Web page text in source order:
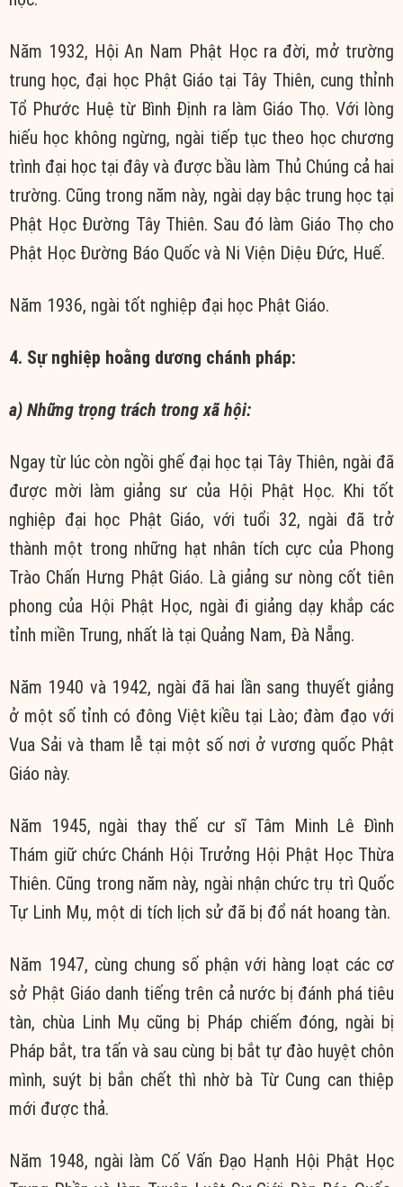
Năm 1932, Hội An Nam Phật Học ra đời, mở trường
trung học, đại học Phật Giáo tại Tây Thiên, cung thỉnh
Tổ Phước Huệ từ Bình Định ra làm Giáo Thọ. Với lòng
hiếu học không ngừng, ngài tiếp tục theo học chương
trình đại học tại đây và được bầu làm Thủ Chúng cả hai
trường. Cũng trong năm này, ngài dạy bậc trung học tại
Phật Học Đường Tây Thiên. Sau đó làm Giáo Thọ cho
Phật Học Đường Báo Quốc và Ni Viện Diệu Đức, Huế.
Năm 1936, ngài tốt nghiệp đại học Phật Giáo.
4. Sự nghiệp hoằng dương chánh pháp:
a) Những trọng trách trong xã hội:
Ngay từ lúc còn ngồi ghế đại học tại Tây Thiên, ngài đã
được mời làm giảng sư của Hội Phật Học. Khi tốt
nghiệp đại học Phật Giáo, với tuổi 32, ngài đã trở
thành một trong những hạt nhân tích cực của Phong
Trào Chấn Hưng Phật Giáo. Là giảng sư nòng cốt tiên
phong của Hội Phật Học, ngài đi giảng dạy khắp các
tỉnh miền Trung, nhất là tại Quảng Nam, Đà Nẵng.
Năm 1940 và 1942, ngài đã hai lần sang thuyết giảng
ở một số tỉnh có đông Việt kiều tại Lào; đàm đạo với
Vua Sải và tham lễ tại một số nơi ở vương quốc Phật
Giáo này.
Năm 1945, ngài thay thế cư sĩ Tâm Minh Lê Đình
Thám giữ chức Chánh Hội Trưởng Hội Phật Học Thừa
Thiên. Cũng trong năm này, ngài nhận chức trụ trì Quốc
Tự Linh Mụ, một di tích lịch sử đã bị đổ nát hoang tàn.
Năm 1947, cùng chung số phận với hàng loạt các cơ
sở Phật Giáo danh tiếng trên cả nước bị đánh phá tiêu
tàn, chùa Linh Mụ cũng bị Pháp chiếm đóng, ngài bị
Pháp bắt, tra tấn và sau cùng bị bắt tự đào huyệt chôn
mình, suýt bị bắn chết thì nhờ bà Từ Cung can thiệp
mới được thả.
Năm 1948, ngài làm Cố Vấn Đạo Hạnh Hội Phật Học